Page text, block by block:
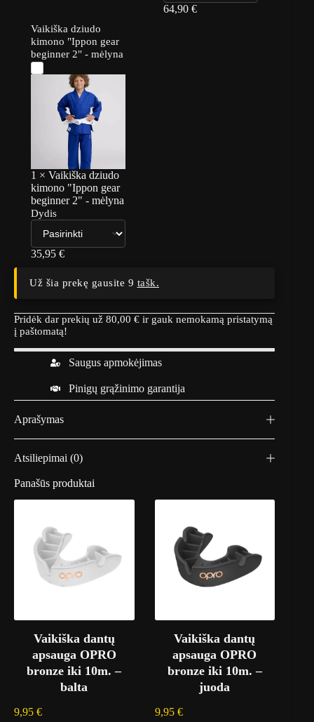
64,90 €
Vaikiška dziudo
kimono "Ippon gear
beginner 2" - mėlyna
1 ×Vaikiška dziudo
kimono "Ippon gear
beginner 2" - mėlyna
Dydis
35,95€
Už šia prekę gausite 9 tašk.
Pridėk dar prekių už 80,00 € ir gauk nemokamą pristatymą
į paštomatą!
Saugus apmokėjimas
Pinigų grąžinimo garantija
Aprašymas
Atsiliepimai (0)
Panašūs produktai
Vaikiška dantų
apsauga OPRO
bronze iki 10m. –
balta
9,95 €
Vaikiška dantų
apsauga OPRO
bronze iki 10m. –
juoda
9,95 €